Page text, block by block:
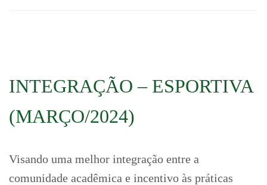
INTEGRAÇÃO – ESPORTIVA
(MARÇO/2024)
Visando uma melhor integração entre a
comunidade acadêmica e incentivo às práticas